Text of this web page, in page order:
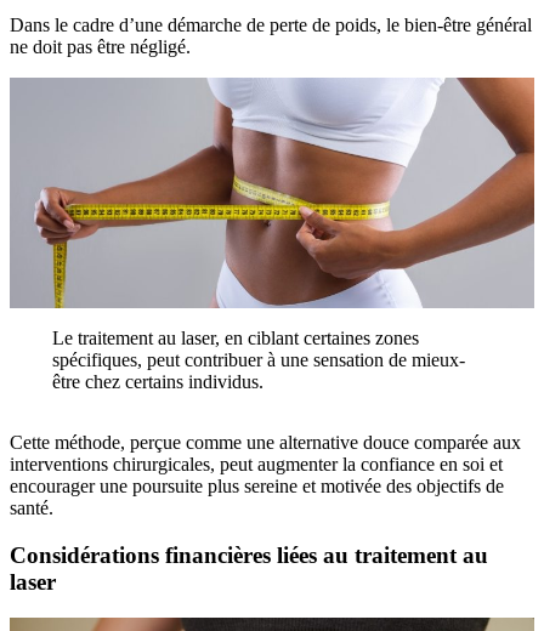
Dans le cadre d’une démarche de perte de poids, le bien-être général
ne doit pas être négligé.
Le traitement au laser, en ciblant certaines zones
spécifiques, peut contribuer à une sensation de mieux-
être chez certains individus.
Cette méthode, perçue comme une alternative douce comparée aux
interventions chirurgicales, peut augmenter la confiance en soi et
encourager une poursuite plus sereine et motivée des objectifs de
santé.
Considérations financières liées au traitement au
laser